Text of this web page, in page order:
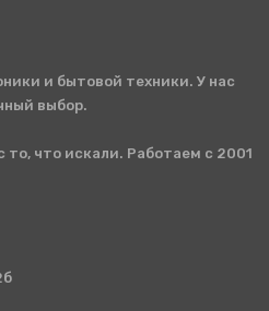
и бытовой техники. У нас
выбор.
то, что искали. Работаем с 2001